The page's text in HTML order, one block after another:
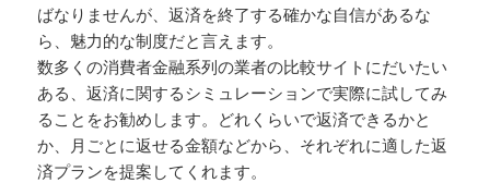
ばなりませんが、返済を終了する確かな自信があるな
ら、魅力的な制度だと言えます。
数多くの消費者金融系列の業者の比較サイトにだいたい
ある、返済に関するシミュレーションで実際に試してみ
ることをお勧めします。どれくらいで返済できるかと
か、月ごとに返せる金額などから、それぞれに適した返
済プランを提案してくれます。